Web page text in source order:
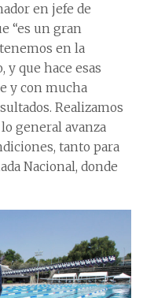
en jefe de
“es un gran
en la
que hace esas
y con mucha
Realizamos
general avanza
tanto para
Nacional, donde